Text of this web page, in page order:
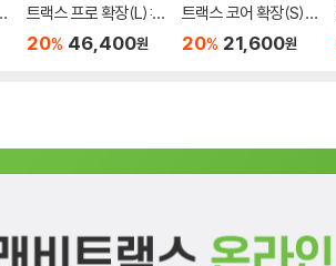
트랙스 프로 확장(L):
버티컬 / 마블런[8세이
20% 46,400원
트랙스 코어 확장(S):
트램펄린 / 마블런[8세
20% 21,600원